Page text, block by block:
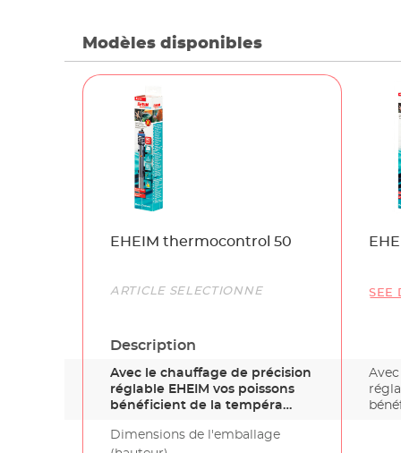
Modèles disponibles
Name
EHEIM thermocontrol 50
Link
ARTICLE SÉLECTIONNÉ SEE
Description
Avec le chauffage de précision
réglable EHEIM vos poissons
bénéficient de la tempéra…
Dimensions de l'emballage